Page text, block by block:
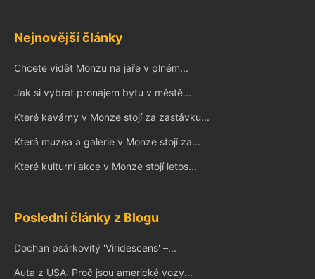
Nejnovější články
Chcete vidět Monzu na jaře v plném...
Jak si vybrat pronájem bytu v městě...
Které kavárny v Monze stojí za zastávku...
Která muzea a galerie v Monze stojí za...
Které kulturní akce v Monze stojí letos...
Poslední články z Blogu
Dochan psárkovitý 'Viridescens' –...
Auta z USA: Proč jsou americké vozy...